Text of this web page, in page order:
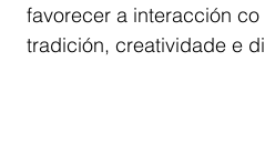
favorecer a interacción
tradición, creatividade e